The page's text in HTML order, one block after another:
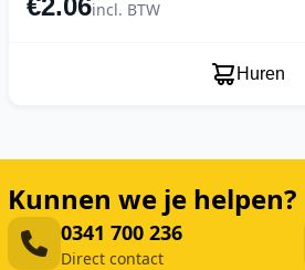
€2.06incl. BTW
Huren
Kunnen we je helpen?
0341 700 236
Direct contact